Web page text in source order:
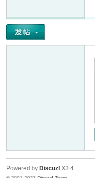
Powered by Discuz! X3.4